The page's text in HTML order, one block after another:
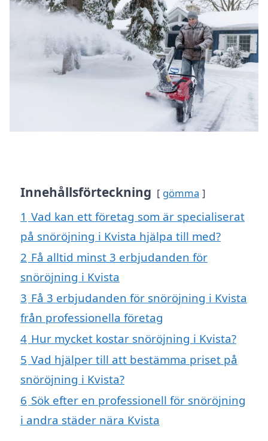
Innehållsförteckning gömma
1 Vad kan ett företag som är specialiserat
på snöröjning i Kvista hjälpa till med?
2 Få alltid minst 3 erbjudanden för
snöröjning i Kvista
3 Få 3 erbjudanden för snöröjning i Kvista
från professionella företag
4 Hur mycket kostar snöröjning i Kvista?
5 Vad hjälper till att bestämma priset på
snöröjning i Kvista?
6 Sök efter en professionell för snöröjning
i andra städer nära Kvista